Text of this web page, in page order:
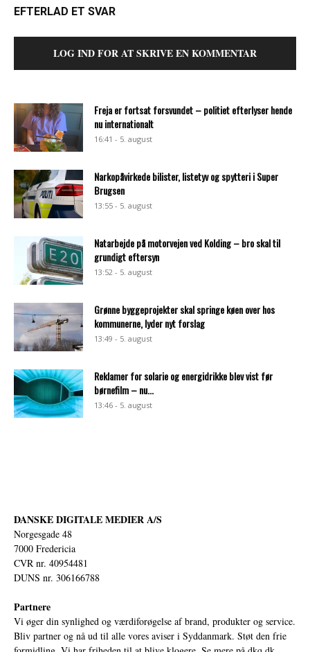
EFTERLAD ET SVAR
LOG IND FOR AT SKRIVE EN KOMMENTAR
Freja er fortsat forsvundet – politiet efterlyser hende
nu internationalt
16:41 - 5. august
Narkopåvirkede bilister, listetyv og spytteri i Super
Brugsen
13:55 - 5. august
Natarbejde på motorvejen ved Kolding – bro skal til
grundigt eftersyn
13:52 - 5. august
Grønne byggeprojekter skal springe køen over hos
kommunerne, lyder nyt forslag
13:49 - 5. august
Reklamer for solarie og energidrikke blev vist før
børnefilm – nu...
13:46 - 5. august
DANSKE DIGITALE MEDIER A/S
Norgesgade 48
7000 Fredericia
CVR nr. 40954481
DUNS nr. 306166788
Partnere
Vi øger din synlighed og værdiforøgelse af brand, produkter og service.
Bliv partner og nå ud til alle vores aviser i Syddanmark. Støt den frie